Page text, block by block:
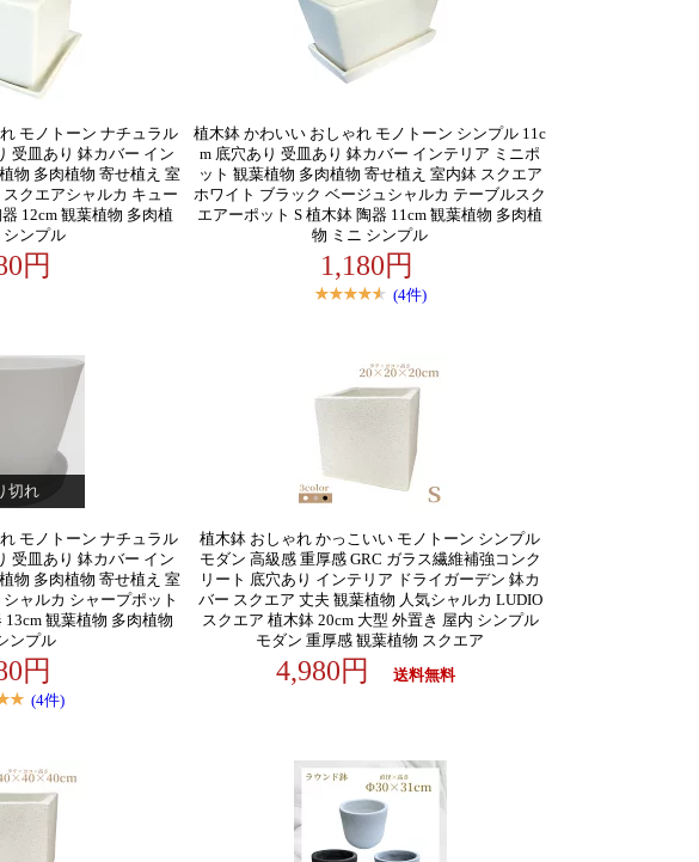
モノトーン ナチュラル
受皿あり 鉢カバー イン
物 多肉植物 寄せ植え 室
クエアシャルカ キュー
12cm 観葉植物 多肉植
シンプル
円
植木鉢 かわいい おしゃれ モノトーン シンプル 11c
m 底穴あり 受皿あり 鉢カバー インテリア ミニポ
ット 観葉植物 多肉植物 寄せ植え 室内鉢 スクエア
ホワイト ブラック ベージュシャルカ テーブルスク
エアーポット S 植木鉢 陶器 11cm 観葉植物 多肉植
物 ミニ シンプル
1,180円
(4件)
切れ
モノトーン ナチュラル
受皿あり 鉢カバー イン
物 多肉植物 寄せ植え 室
ャルカ シャープポット
観葉植物 多肉植物
ンプル
円
(4件)
植木鉢 おしゃれ かっこいい モノトーン シンプル
モダン 高級感 重厚感 GRC ガラス繊維補強コンク
リート 底穴あり インテリア ドライガーデン 鉢カ
バー スクエア 丈夫 観葉植物 人気シャルカ LUDIO
スクエア 植木鉢 20cm 大型 外置き 屋内 シンプル
モダン 重厚感 観葉植物 スクエア
4,980円 送料無料